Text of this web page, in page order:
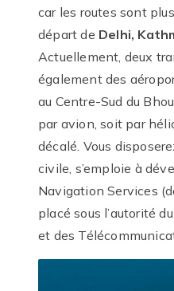
car les routes sont
départ de Delhi,
Actuellement, deux
également des
au Centre-Sud du
par avion, soit par
décalé. Vous
civile, s’emploie à
Navigation Services
placé sous l’autorité
et des